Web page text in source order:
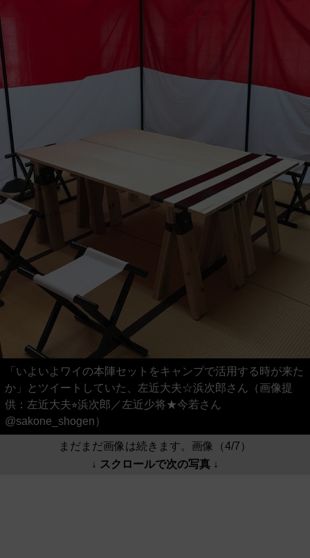
「いよいよワイの本陣セットをキャンプで活用する時が来た
か」とツイートしていた、左近大夫☆浜次郎さん（画像提
供：左近大夫⭐︎浜次郎／左近少将★今若さん
@sakone_shogen）
まだまだ画像は続きます。画像（4/7）
↓ スクロールで次の写真 ↓